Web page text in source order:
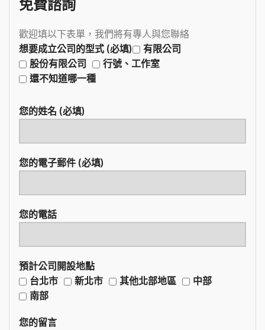
免費諮詢
歡迎填以下表單，我們將有專人與您聯絡
想要成立公司的型式 (必填)
有限公司
股份有限公司
行號、工作室
還不知道哪一種
您的姓名 (必填)
您的電子郵件 (必填)
您的電話
預計公司開設地點
台北市
新北市 其他北部地區
中部
南部
您的留言